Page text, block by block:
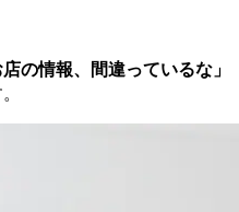
店の情報、間違っているな」